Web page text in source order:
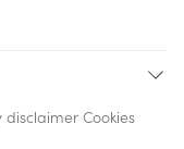
disclaimer Cookies